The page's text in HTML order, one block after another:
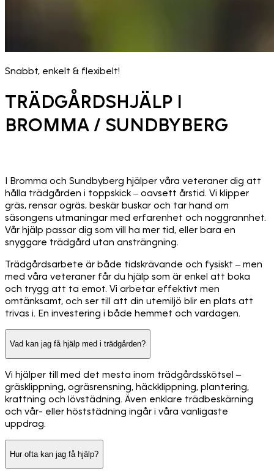
Snabbt, enkelt & flexibelt!
TRÄDGÅRDSHJÄLP I
BROMMA / SUNDBYBERG
I Bromma och Sundbyberg hjälper våra veteraner dig att
hålla trädgården i toppskick – oavsett årstid. Vi klipper
gräs, rensar ogräs, beskär buskar och tar hand om
säsongens utmaningar med erfarenhet och noggrannhet.
Vår hjälp passar dig som vill ha mer tid, eller bara en
snyggare trädgård utan ansträngning.
Trädgårdsarbete är både tidskrävande och fysiskt – men
med våra veteraner får du hjälp som är enkel att boka
och trygg att ta emot. Vi arbetar effektivt men
omtänksamt, och ser till att din utemiljö blir en plats att
trivas i. En investering i både hemmet och vardagen.
Vad kan jag få hjälp med i trädgården?
Vi hjälper till med det mesta inom trädgårdsskötsel –
gräsklippning, ogräsrensning, häckklippning, plantering,
krattning och lövstädning. Även enklare trädbeskärning
och vår- eller höststädning ingår i våra vanligaste
uppdrag.
Hur ofta kan jag få hjälp?